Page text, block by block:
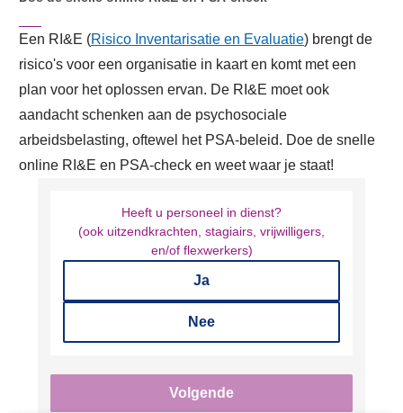
Een RI&E (Risico Inventarisatie en Evaluatie) brengt de
risico's voor een organisatie in kaart en komt met een
plan voor het oplossen ervan. De RI&E moet ook
aandacht schenken aan de psychosociale
arbeidsbelasting, oftewel het PSA-beleid. Doe de snelle
online RI&E en PSA-check en weet waar je staat!
Heeft u personeel in dienst?
(ook uitzendkrachten, stagiairs, vrijwilligers,
en/of flexwerkers)
Ja
Nee
Volgende